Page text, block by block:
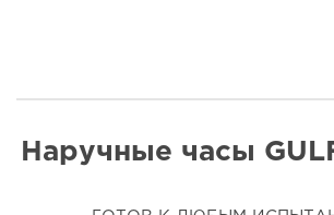
Наручные часы